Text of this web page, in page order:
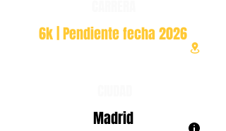
6k | Pendiente fecha 2026
Madrid